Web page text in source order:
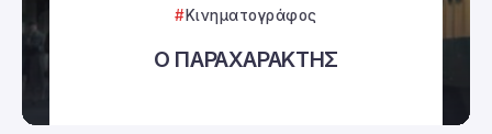
Κινηματογράφος
Ο ΠΑΡΑΧΑΡΑΚΤΗΣ